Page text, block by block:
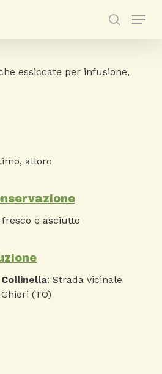
search
Menu
essiccate per infusione,
alloro
e asciutto
: Strada vicinale
(TO)